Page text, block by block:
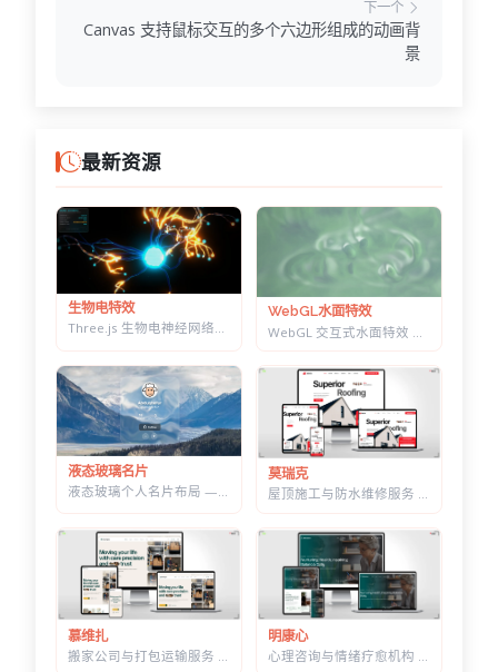
下一个
Canvas 支持鼠标交互的多个六边形组成的动画背
景
最新资源
生物电特效
Three.js 生物电神经网络特效 — 点击触发脉冲传导，带实时 HUD 数据面板
WebGL水面特效
液态玻璃名片
液态玻璃个人名片布局 — 可拖动缩放，CSS+SVG 实现真实折射感
莫瑞克
屋顶施工与防水维修服务 HTML 建站模板 | 含施工流程页与质保承诺页
慕维扎
明康心